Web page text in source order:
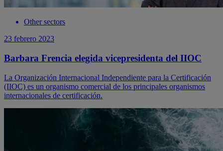
Other sectors
23 febrero 2023
Barbara Frencia elegida vicepresidenta del IIOC
La Organización Internacional Independiente para la Certificación
(IIOC) es un organismo comercial de los principales organismos
internacionales de certificación.